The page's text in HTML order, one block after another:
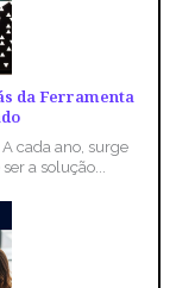
da Ferramenta
cada ano, surge
a solução...